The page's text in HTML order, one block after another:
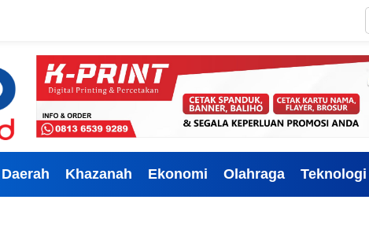
Daerah Khazanah Ekonomi Olahraga Teknologi